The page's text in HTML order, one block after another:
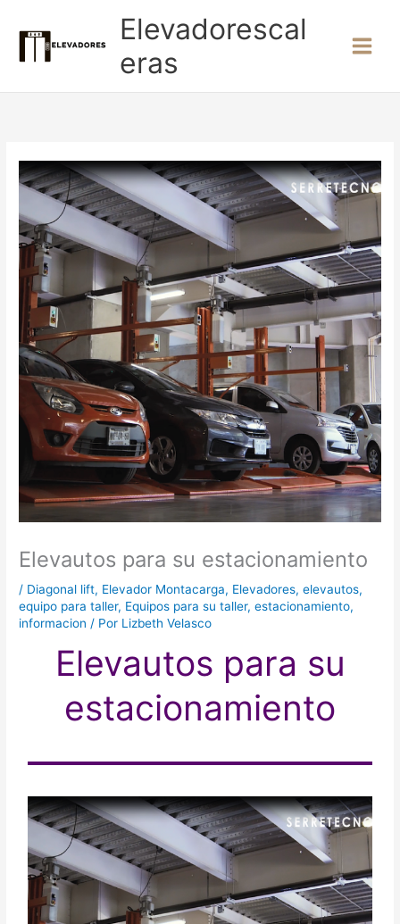
contenido
Elevadorescal
eras
Elevautos para su estacionamiento
/ Diagonal lift, Elevador Montacarga, Elevadores,elevautos,
equipo para taller, Equipos para su taller,estacionamiento,
informacion / Por Lizbeth Velasco
Elevautos para su
estacionamiento